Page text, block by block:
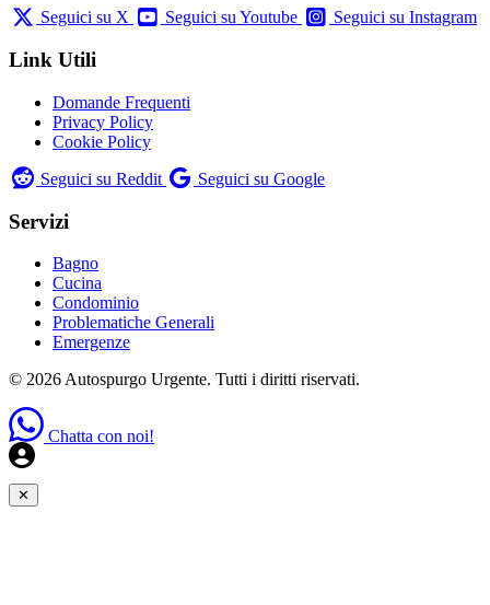
Seguici su X
Seguici su Youtube Seguici su Instagram
Link Utili
Domande Frequenti
Privacy Policy
Cookie Policy
Seguici su Reddit
Seguici su Google
Servizi
Bagno
Cucina
Condominio
Problematiche Generali
Emergenze
© 2026 Autospurgo Urgente. Tutti i diritti riservati.
Chatta con noi!
✕